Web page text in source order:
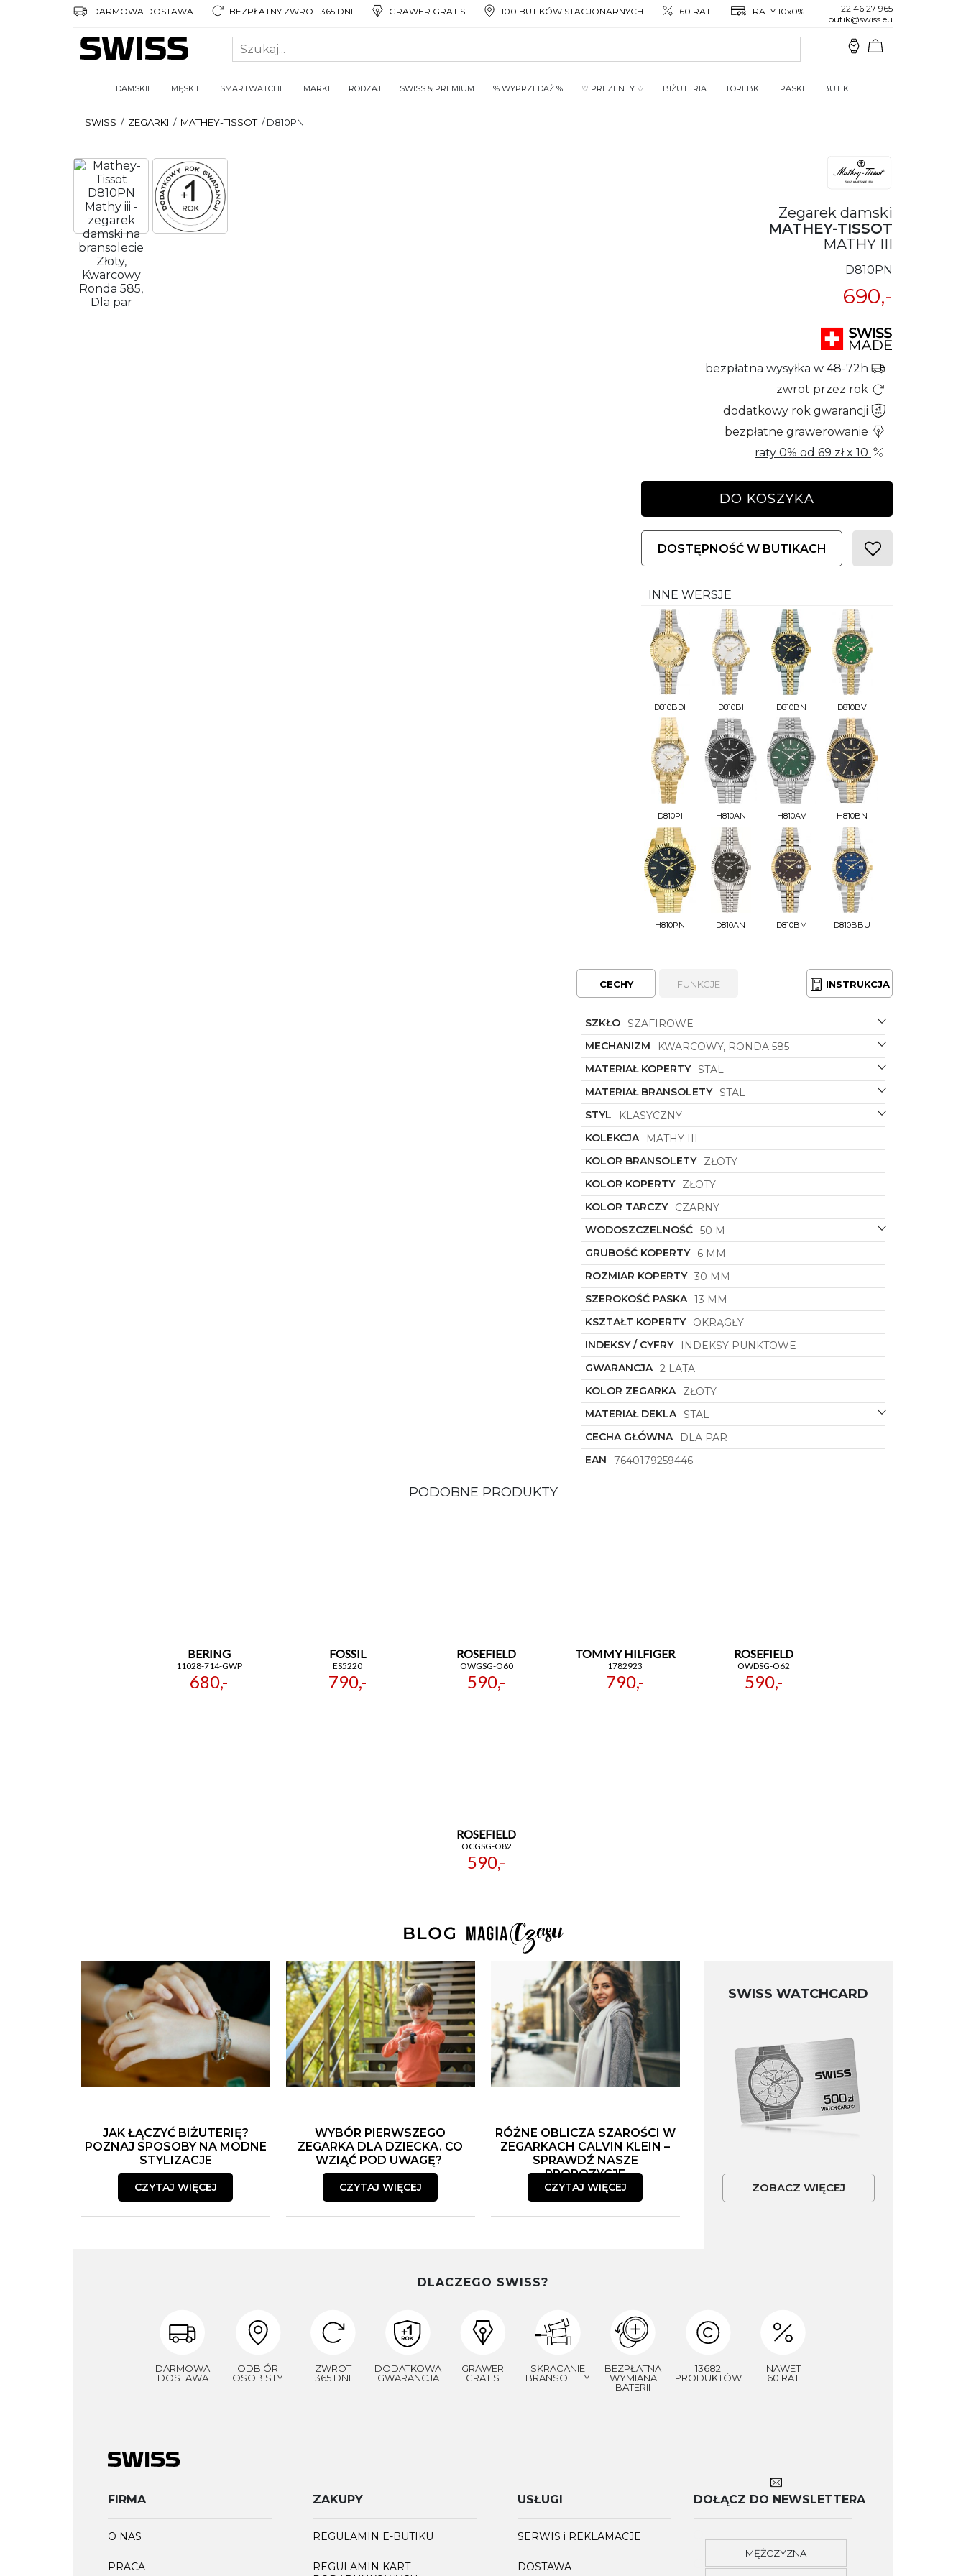
DARMOWA DOSTAWA BEZPŁATNY ZWROT 365 DNI GRAWER GRATIS 100 BUTIKÓW STACJONARNYCH 60 RAT RATY 10x0%
22 46 27 965
butik@swiss.eu
DAMSKIE MĘSKIE SMARTWATCHE MARKI RODZAJ SWISS & PREMIUM % WYPRZEDAŻ % ♡ PREZENTY ♡ BIŻUTERIA TOREBKI PASKI BUTIKI
SWISS / ZEGARKI / MATHEY-TISSOT /D810PN
Zegarek damski
MATHEY-TISSOT
MATHY III
D810PN
690,-
bezpłatna wysyłka w 48-72h
zwrot przez rok
dodatkowy rok gwarancji
bezpłatne grawerowanie
raty 0% od 69 złx 10
DO KOSZYKA
DOSTĘPNOŚĆ W BUTIKACH
INNE WERSJE
D810BDI D810BI D810BN D810BV
D810PI H810AN H810AV H810BN
H810PN D810AN D810BM D810BBU
CECHY FUNKCJE INSTRUKCJA
SZKŁO SZAFIROWE
MECHANIZM
KWARCOWY, RONDA 585
MATERIAŁ KOPERTY STAL
MATERIAŁ BRANSOLETY STAL
STYL
KLASYCZNY
KOLEKCJA
MATHY III
KOLOR BRANSOLETY
ZŁOTY
KOLOR KOPERTY
ZŁOTY
KOLOR TARCZY
CZARNY
WODOSZCZELNOŚĆ 50 M
GRUBOŚĆ KOPERTY
6 MM
ROZMIAR KOPERTY 30 MM
SZEROKOŚĆ PASKA 13 MM
KSZTAŁT KOPERTY
OKRĄGŁY
INDEKSY / CYFRY
INDEKSY PUNKTOWE
GWARANCJA 2 LATA
KOLOR ZEGARKA
ZŁOTY
MATERIAŁ DEKLA STAL
CECHA GŁÓWNA
DLA PAR
EAN
7640179259446
PODOBNE PRODUKTY
BERING
11028-714-GWP
680,-
FOSSIL
ES5220
790,-
ROSEFIELD
OWGSG-O60
590,-
TOMMY HILFIGER
1782923
790,-
ROSEFIELD
OWDSG-O62
590,-
ROSEFIELD
OCGSG-O82
590,-
JAK ŁĄCZYĆ BIŻUTERIĘ?
POZNAJ SPOSOBY NA MODNE
STYLIZACJE
CZYTAJ WIĘCEJ
WYBÓR PIERWSZEGO
ZEGARKA DLA DZIECKA. CO
WZIĄĆ POD UWAGĘ?
CZYTAJ WIĘCEJ
RÓŻNE OBLICZA SZAROŚCI W
ZEGARKACH CALVIN KLEIN –
SPRAWDŹ NASZE
PROPOZYCJE
CZYTAJ WIĘCEJ
SWISS WATCHCARD
ZOBACZ WIĘCEJ
DLACZEGO SWISS?
DARMOWA
DOSTAWA
ODBIÓR
OSOBISTY
ZWROT
365 DNI
DODATKOWA
GWARANCJA
GRAWER
GRATIS
SKRACANIE
BRANSOLETY
BEZPŁATNA
WYMIANA
BATERII
13682
PRODUKTÓW
NAWET
60 RAT
FIRMA
O NAS
PRACA
ZAKUPY
REGULAMIN E-BUTIKU
REGULAMIN KART
USŁUGI
SERWIS i REKLAMACJE
DOSTAWA
DOŁĄCZ DO NEWSLETTERA
MĘŻCZYZNA